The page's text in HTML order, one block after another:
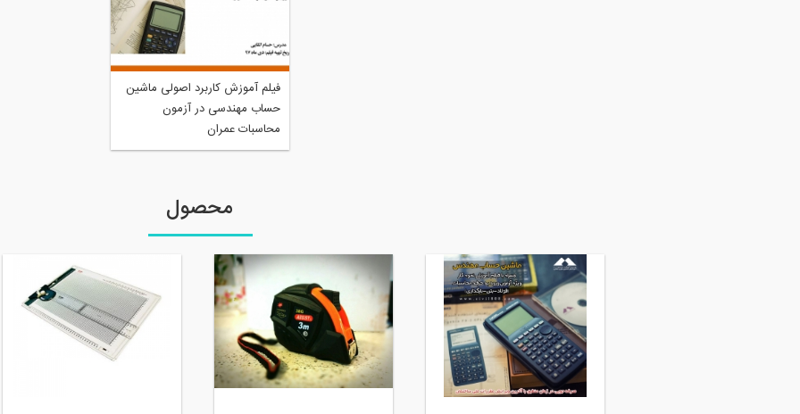
فیلم آموزش کاربرد اصولی ماشین
حساب مهندسی در آزمون
محاسبات عمران
محصول